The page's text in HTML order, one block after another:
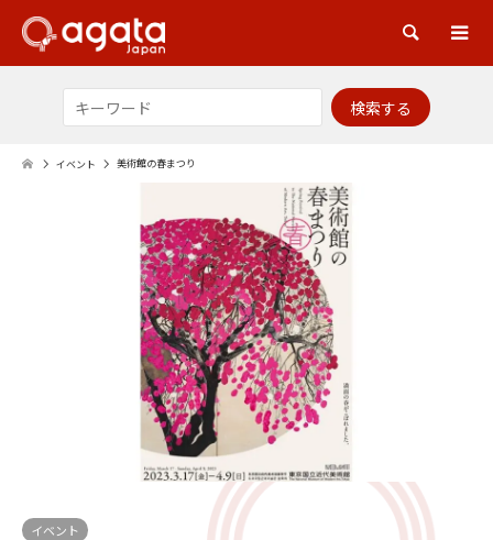
検索
イベント 美術館の春まつり
イベント